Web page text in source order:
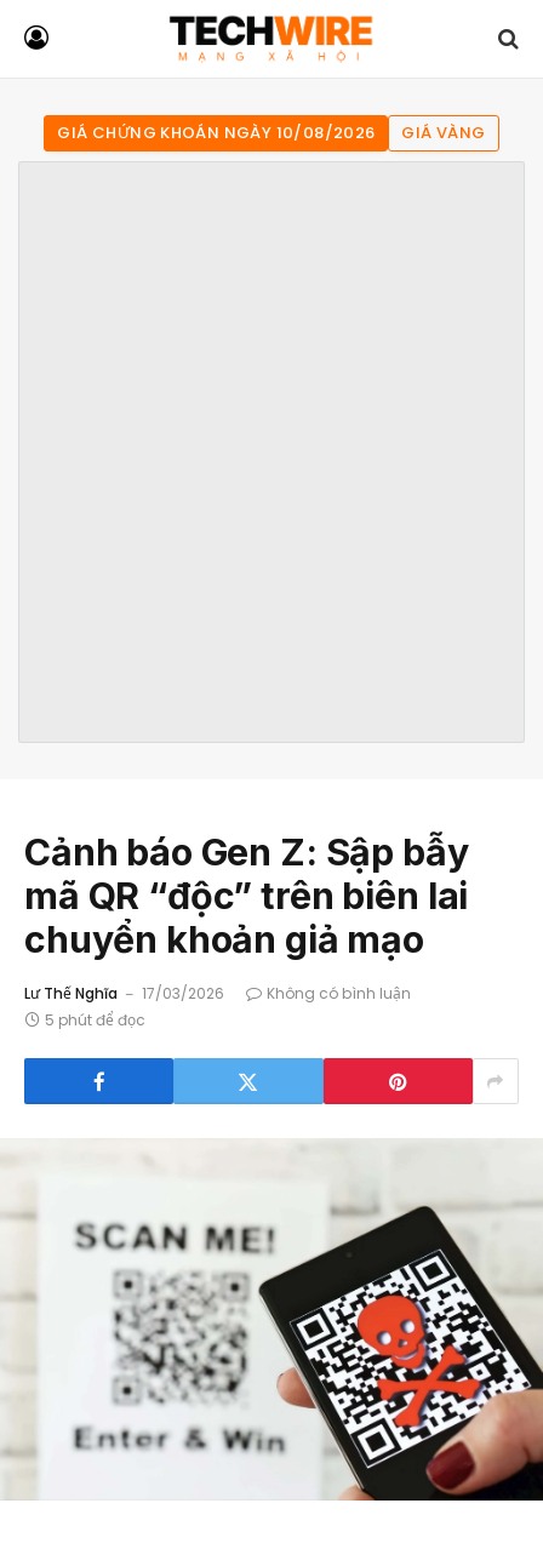
GIÁ CHỨNG KHOÁN NGÀY 10/08/2026 GIÁ VÀNG
Cảnh báo Gen Z: Sập bẫy
mã QR “độc” trên biên lai
chuyển khoản giả mạo
Lư Thế Nghĩa 17/03/2026
Không có bình luận
5 phút để đọc